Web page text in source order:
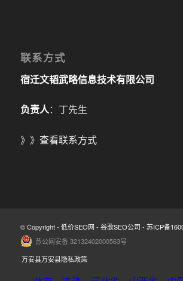
联系方式
宿迁文韬武略信息技术有限公司
负责人：丁先生
》》 查看联系方式
© Copyright - 低价SEO网 - 谷歌SEO公司 - 苏ICP备
苏公网安备 32132402000563号
万安县万安县隐私政策